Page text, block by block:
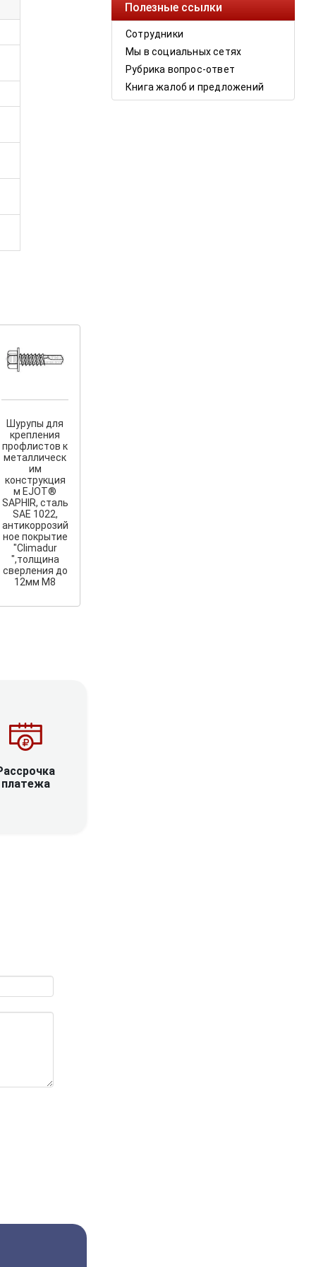
Полезные ссылки
Сотрудники
Мы в социальных сетях
Рубрика вопрос-ответ
Книга жалоб и предложений
Шурупы для
крепления
профлистов к
металлическ
им
конструкция
м EJOT®
SAPHIR, сталь
SAE 1022,
антикоррозий
ное покрытие
"Сlimadur
",толщина
сверления до
12мм М8
платежа